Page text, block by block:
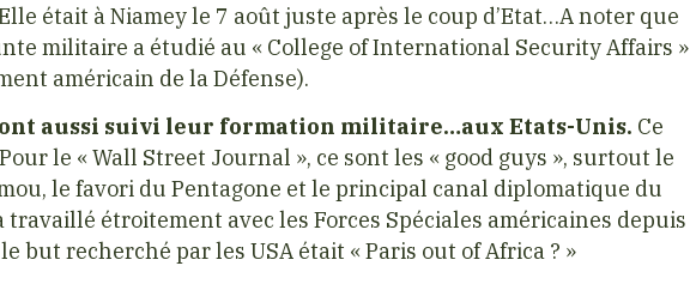
était à Niamey le 7 août juste après le coup d’Etat…A noter que
militaire a étudié au « College of International Security Affairs »
américain de la Défense).
aussi suivi leur formation militaire…aux Etats-Unis. Ce
le « Wall Street Journal », ce sont les « good guys », surtout le
le favori du Pentagone et le principal canal diplomatique du
étroitement avec les Forces Spéciales américaines depuis
but recherché par les USA était « Paris out of Africa ? »